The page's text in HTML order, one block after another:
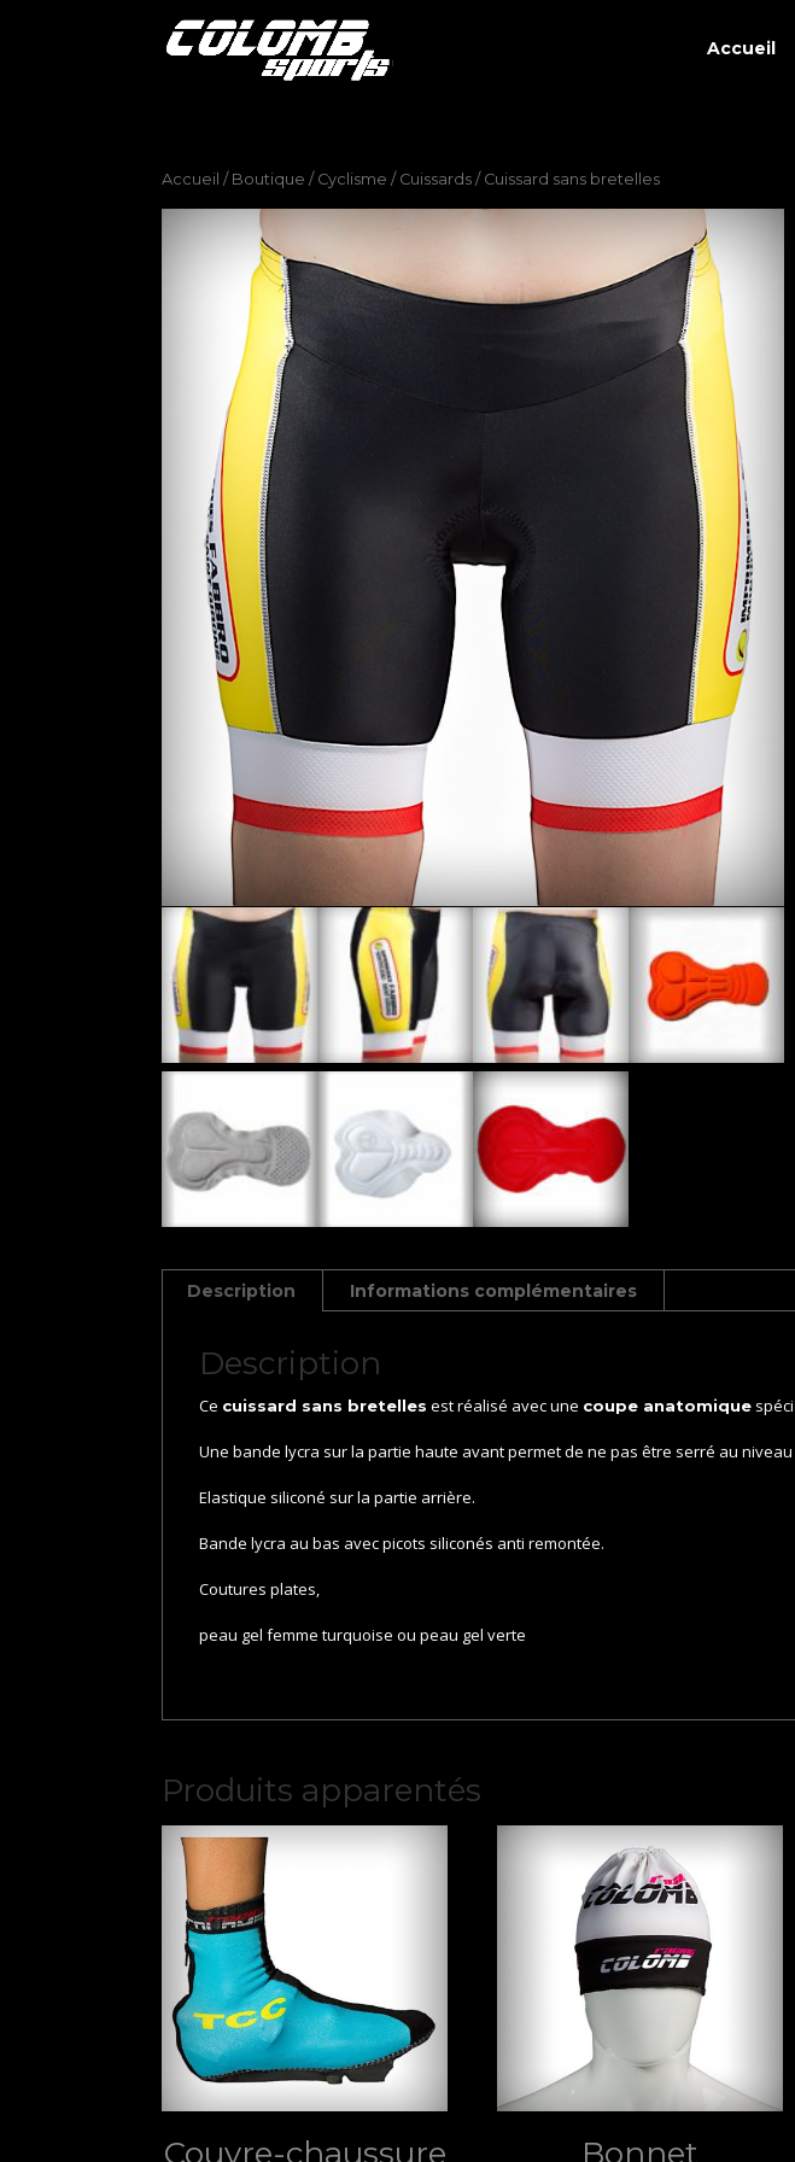
Accueil
Accueil / Boutique / Cyclisme / Cuissards / Cuissard sans bretelles
Description Informations complémentaires
Description
Ce cuissard sans bretelles est réalisé avec une coupe anatomique
Une bande lycra sur la partie haute avant permet de ne pas être serré au
Elastique siliconé sur la partie arrière.
Bande lycra au bas avec picots siliconés anti remontée.
Coutures plates,
peau gel femme turquoise ou peau gel verte
Produits apparentés
Couvre-chaussure Bonnet